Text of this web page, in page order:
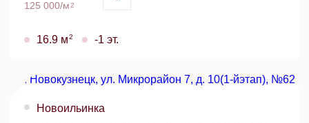
125 000/м2
16.9 м2 -1 эт.
Новоильинка